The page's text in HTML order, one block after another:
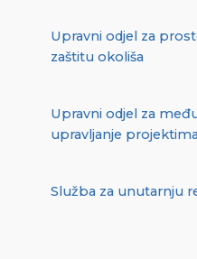
Upravni odjel za
zaštitu okoliša
Upravni odjel za
upravljanje
Služba za unutarnju